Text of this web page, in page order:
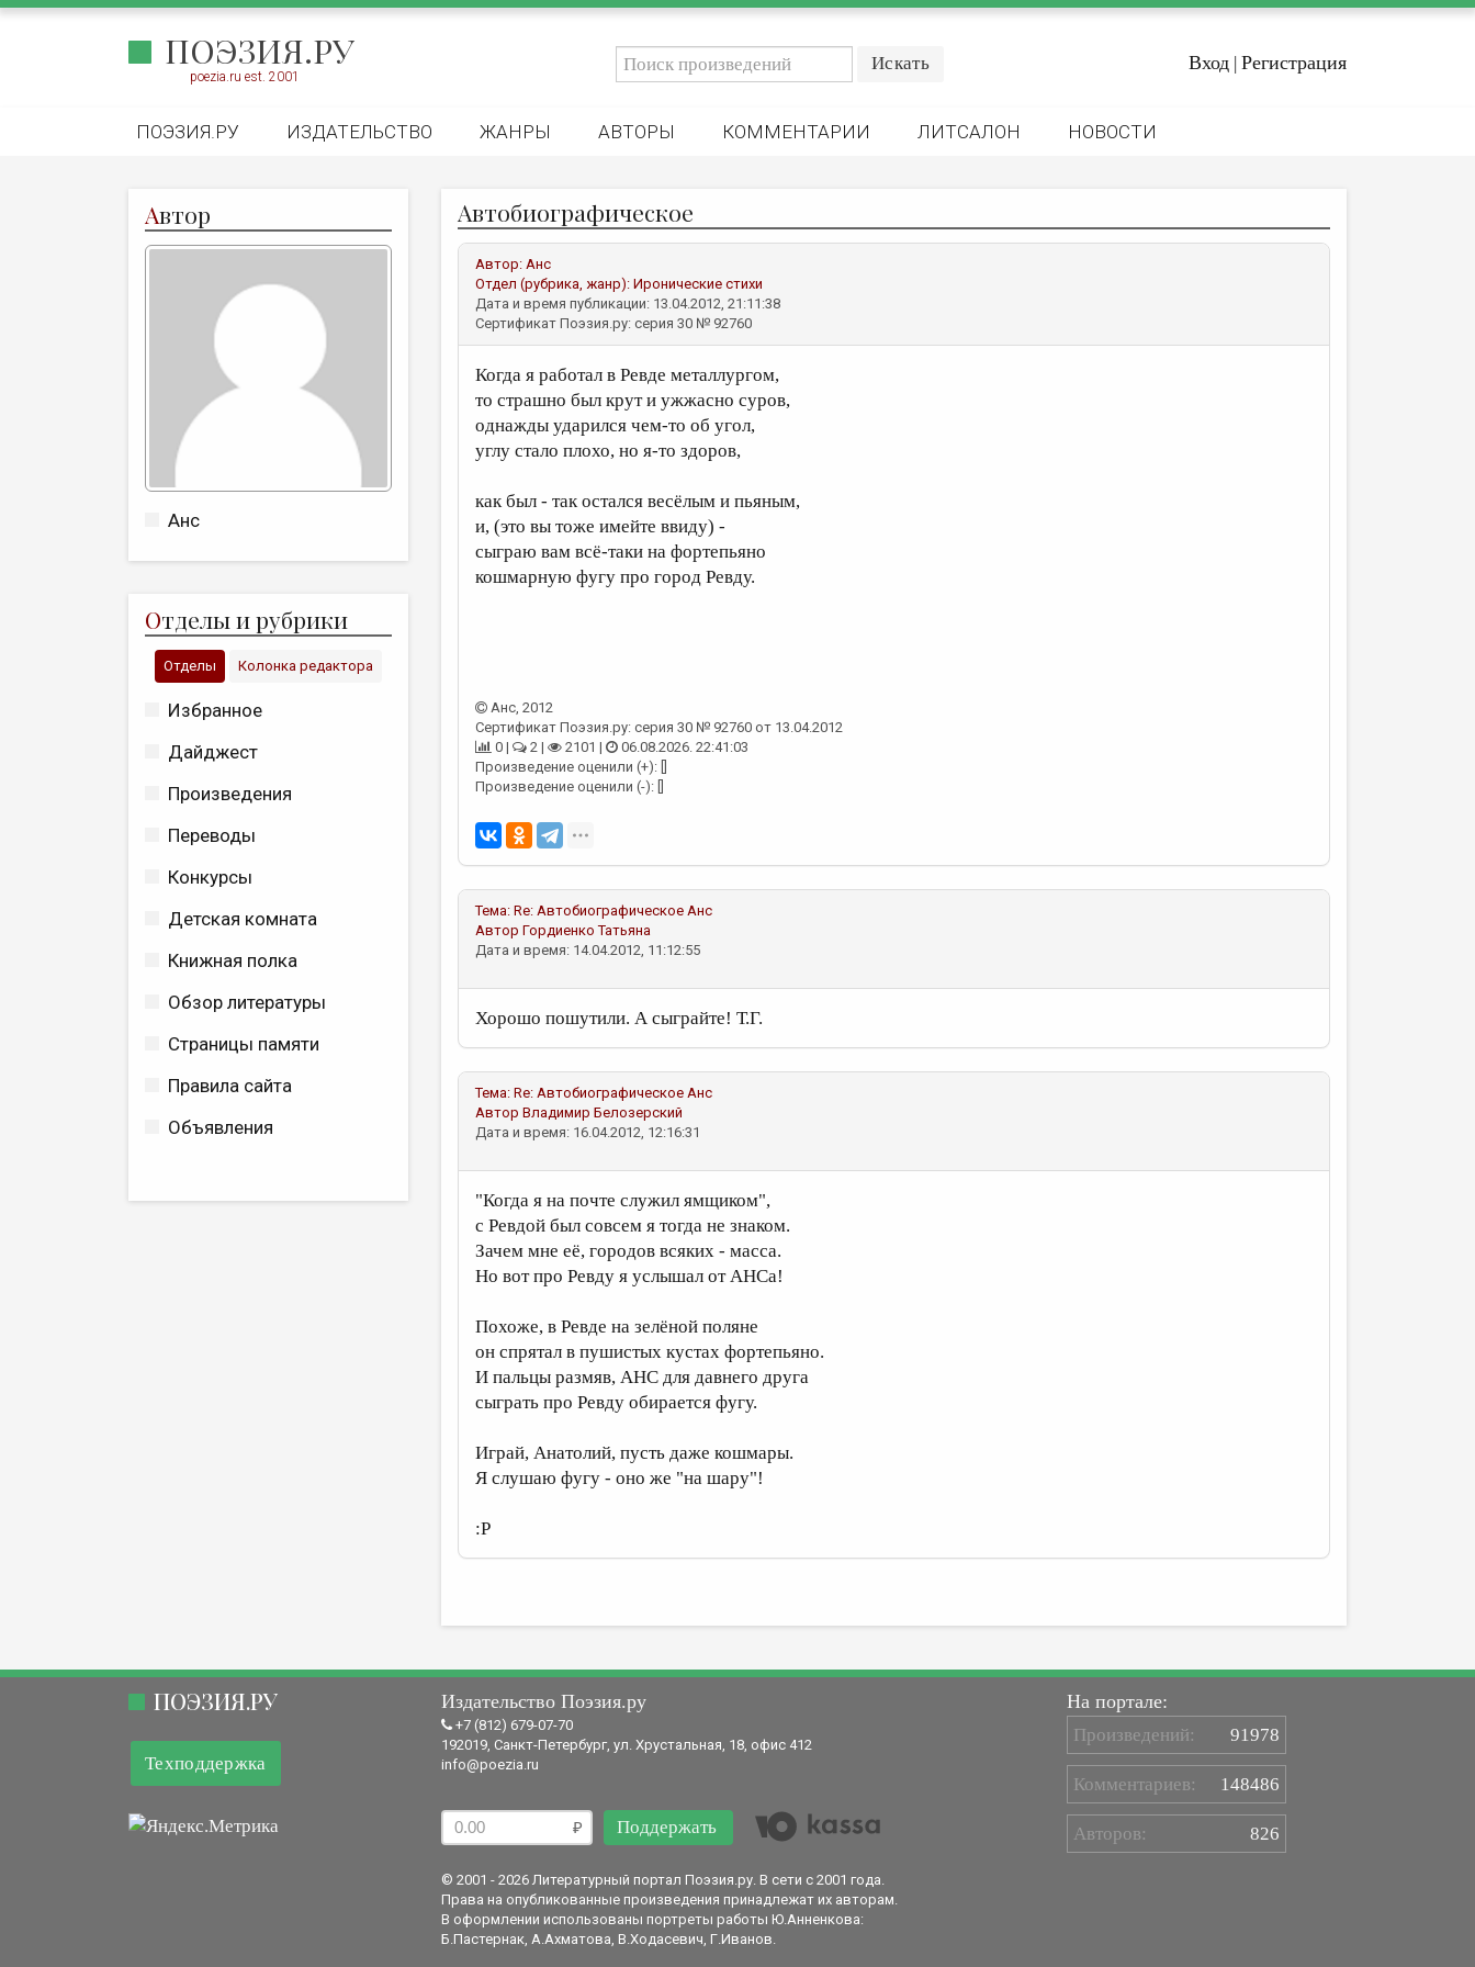
ПОЭЗИЯ.РУ
poezia.ru est. 2001
Вход | Регистрация
ПОЭЗИЯ.РУ ИЗДАТЕЛЬСТВО ЖАНРЫ АВТОРЫ КОММЕНТАРИИ ЛИТСАЛОН НОВОСТИ
Автор
Анс
Отделы и рубрики
Отделы Колонка редактора
Избранное
Дайджест
Произведения
Переводы
Конкурсы
Детская комната
Книжная полка
Обзор литературы
Страницы памяти
Правила сайта
Объявления
Автобиографическое
Автор: Анс
Отдел (рубрика, жанр): Иронические стихи
Дата и время публикации: 13.04.2012, 21:11:38
Сертификат Поэзия.ру: серия 30 № 92760
Когда я работал в Ревде металлургом,
то страшно был крут и ужжасно суров,
однажды ударился чем-то об угол,
углу стало плохо, но я-то здоров,
как был - так остался весёлым и пьяным,
и, (это вы тоже имейте ввиду) -
сыграю вам всё-таки на фортепьяно
кошмарную фугу про город Ревду.
Анс, 2012
Сертификат Поэзия.ру: серия 30 № 92760 от 13.04.2012
0 |
2 | 2101 |
06.08.2026. 22:41:03
Произведение оценили (+): []
Произведение оценили (-): []
Тема: Re: Автобиографическое Анс
Автор Гордиенко Татьяна
Дата и время: 14.04.2012, 11:12:55
Хорошо пошутили. А сыграйте! Т.Г.
Тема: Re: Автобиографическое Анс
Автор Владимир Белозерский
Дата и время: 16.04.2012, 12:16:31
"Когда я на почте служил ямщиком",
с Ревдой был совсем я тогда не знаком.
Зачем мне её, городов всяких - масса.
Но вот про Ревду я услышал от АНСа!
Похоже, в Ревде на зелёной поляне
он спрятал в пушистых кустах фортепьяно.
И пальцы размяв, АНС для давнего друга
сыграть про Ревду обирается фугу.
Играй, Анатолий, пусть даже кошмары.
Я слушаю фугу - оно же "на шару"!
:Р
ПОЭЗИЯ.РУ
Техподдержка
Издательство Поэзия.ру
+7 (812) 679-07-70
192019, Санкт-Петербург, ул. Хрустальная, 18, офис 412
info@poezia.ru
Поддержать
© 2001 - 2026 Литературный портал Поэзия.ру. В сети с 2001 года.
Права на опубликованные произведения принадлежат их авторам.
В оформлении использованы портреты работы Ю.Анненкова:
Б.Пастернак, А.Ахматова, В.Ходасевич, Г.Иванов.
На портале:
Произведений: 91978
Комментариев: 148486
Авторов: 826